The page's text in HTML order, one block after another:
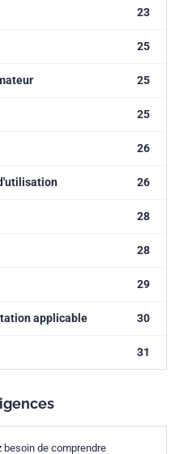
23
25
25
25
26
26
28
28
29
applicable 30
31
besoin de comprendre